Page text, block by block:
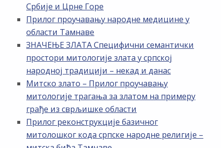
Србије и Црне Горе
Прилог проучавању народне медицине у
области Тамнаве
ЗНАЧЕЊЕ ЗЛАТА Специфични семантички
простори митологије злата у српској
народној традицији – некад и данас
Митско злато – Прилог проучавању
митологије трагања за златом на примеру
грађе из сврљишке области
Прилог реконструкције базичног
митолошког кода српске народне религије –